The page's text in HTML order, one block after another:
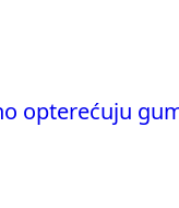
opterećuju